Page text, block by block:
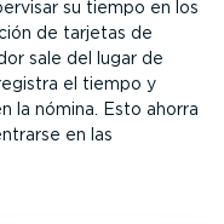
su tiempo en los
de tarjetas de
sale del lugar de
el tiempo y
la nómina. Esto ahorra
en las